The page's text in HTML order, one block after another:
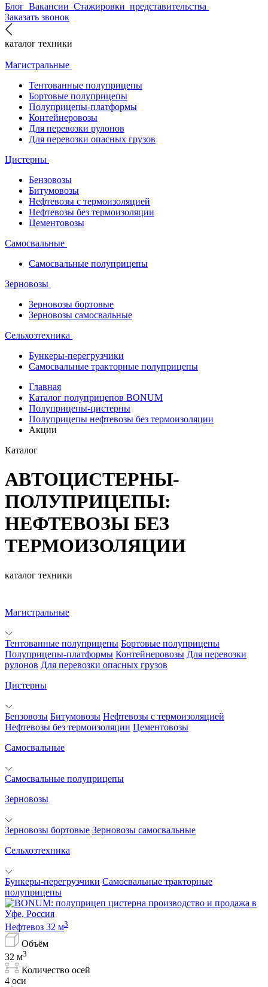
Блог Вакансии Стажировки представительства
Заказать звонок
каталог техники
Магистральные
Тентованные полуприцепы
Бортовые полуприцепы
Полуприцепы-платформы
Контейнеровозы
Для перевозки рулонов
Для перевозки опасных грузов
Цистерны
Бензовозы
Битумовозы
Нефтевозы с термоизоляцией
Нефтевозы без термоизоляции
Цементовозы
Самосвальные
Самосвальные полуприцепы
Зерновозы
Зерновозы бортовые
Зерновозы самосвальные
Сельхозтехника
Бункеры-перегрузчики
Самосвальные тракторные полуприцепы
Главная
Каталог полуприцепов BONUM
Полуприцепы-цистерны
Полуприцепы нефтевозы без термоизоляции
Акции
Каталог
АВТОЦИСТЕРНЫ-
ПОЛУПРИЦЕПЫ:
НЕФТЕВОЗЫ БЕЗ
ТЕРМОИЗОЛЯЦИИ
каталог техники
Магистральные
Тентованные полуприцепы Бортовые полуприцепы
Полуприцепы-платформы Контейнеровозы Для перевозки
рулонов Для перевозки опасных грузов
Цистерны
Бензовозы Битумовозы Нефтевозы с термоизоляцией
Нефтевозы без термоизоляции Цементовозы
Самосвальные
Самосвальные полуприцепы
Зерновозы
Зерновозы бортовые Зерновозы самосвальные
Сельхозтехника
Бункеры-перегрузчики Самосвальные тракторные
полуприцепы
Нефтевоз 32 м3
Объём
32 м3
Количество осей
4 оси